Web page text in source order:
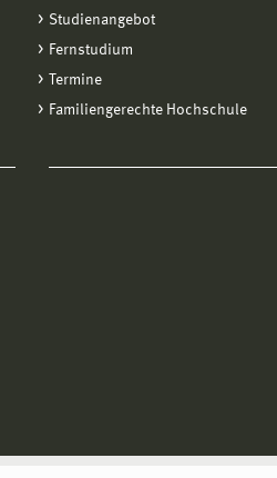
Studienangebot
Fernstudium
Termine
Familiengerechte Hochschule